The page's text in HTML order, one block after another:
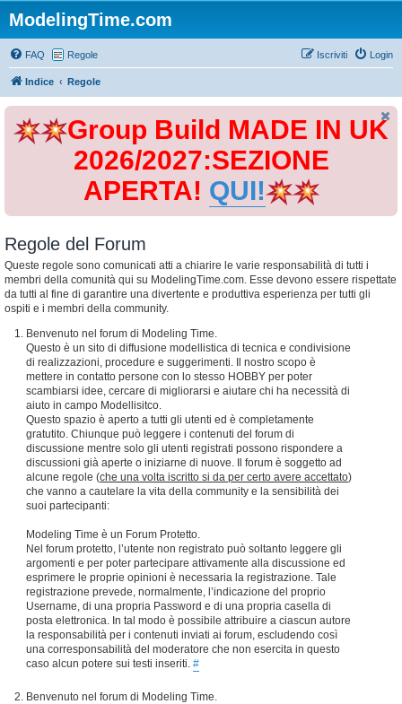
ModelingTime.com
FAQ Regole Login
Iscriviti
Indice Regole
Group Build MADE IN UK
2026/2027:SEZIONE
APERTA! QUI!
Regole del Forum
Queste regole sono comunicati atti a chiarire le varie responsabilità di tutti i
membri della comunità qui su ModelingTime.com. Esse devono essere rispettate
da tutti al fine di garantire una divertente e produttiva esperienza per tutti gli
ospiti e i membri della community.
Benvenuto nel forum di Modeling Time.
Questo è un sito di diffusione modellistica di tecnica e condivisione
di realizzazioni, procedure e suggerimenti. Il nostro scopo è
mettere in contatto persone con lo stesso HOBBY per poter
scambiarsi idee, cercare di migliorarsi e aiutare chi ha necessità di
aiuto in campo Modellisitco.
Questo spazio è aperto a tutti gli utenti ed è completamente
gratutito. Chiunque può leggere i contenuti del forum di
discussione mentre solo gli utenti registrati possono rispondere a
discussioni già aperte o iniziarne di nuove. Il forum è soggetto ad
alcune regole (che una volta iscritto si da per certo avere accettato)
che vanno a cautelare la vita della community e la sensibilità dei
suoi partecipanti:
Modeling Time è un Forum Protetto.
Nel forum protetto, l’utente non registrato può soltanto leggere gli
argomenti e per poter partecipare attivamente alla discussione ed
esprimere le proprie opinioni è necessaria la registrazione. Tale
registrazione prevede, normalmente, l’indicazione del proprio
Username, di una propria Password e di una propria casella di
posta elettronica. In tal modo è possibile attribuire a ciascun autore
la responsabilità per i contenuti inviati ai forum, escludendo così
una corresponsabilità del moderatore che non esercita in questo
caso alcun potere sui testi inseriti. #
Benvenuto nel forum di Modeling Time.